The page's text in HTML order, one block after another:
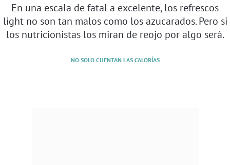
En una escala de fatal a excelente, los refrescos
light no son tan malos como los azucarados. Pero si
los nutricionistas los miran de reojo por algo será.
NO SOLO CUENTAN LAS CALORÍAS